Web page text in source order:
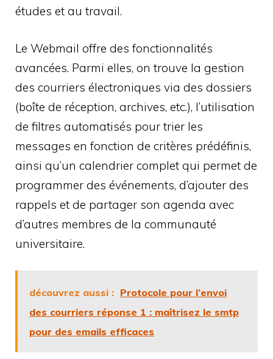
études et au travail.
Le Webmail offre des fonctionnalités
avancées. Parmi elles, on trouve la gestion
des courriers électroniques via des dossiers
(boîte de réception, archives, etc.), l’utilisation
de filtres automatisés pour trier les
messages en fonction de critères prédéfinis,
ainsi qu’un calendrier complet qui permet de
programmer des événements, d’ajouter des
rappels et de partager son agenda avec
d’autres membres de la communauté
universitaire.
découvrez aussi : Protocole pour l’envoi
des courriers réponse 1 : maîtrisez le smtp
pour des emails efficaces